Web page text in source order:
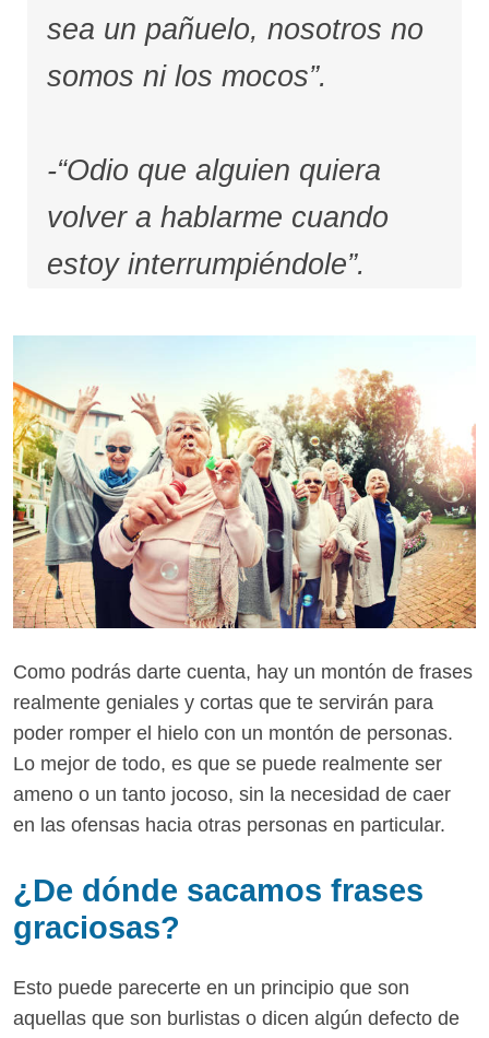
sea un pañuelo, nosotros no
somos ni los mocos”.
-“Odio que alguien quiera
volver a hablarme cuando
estoy interrumpiéndole”.
Como podrás darte cuenta, hay un montón de frases
realmente geniales y cortas que te servirán para
poder romper el hielo con un montón de personas.
Lo mejor de todo, es que se puede realmente ser
ameno o un tanto jocoso, sin la necesidad de caer
en las ofensas hacia otras personas en particular.
¿De dónde sacamos frases
graciosas?
Esto puede parecerte en un principio que son
aquellas que son burlistas o dicen algún defecto de